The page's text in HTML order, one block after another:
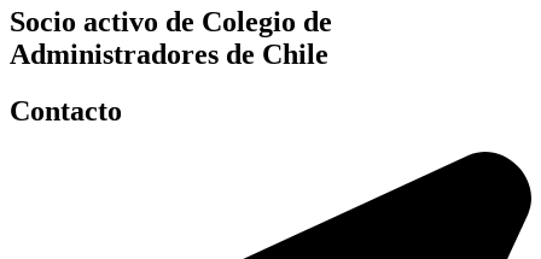
Socio activo de Colegio de
Administradores de Chile
Contacto